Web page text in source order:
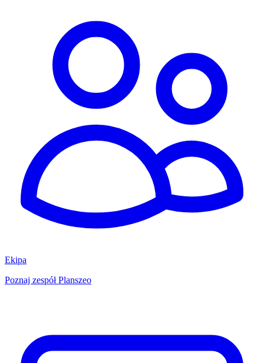
Ekipa
Poznaj zespół Planszeo